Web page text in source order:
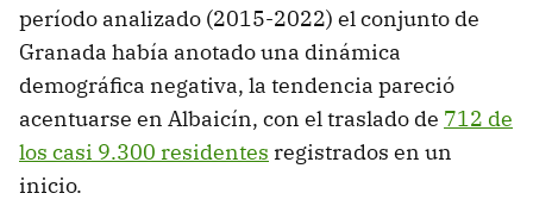
período analizado (2015-2022) el conjunto de
Granada había anotado una dinámica
demográfica negativa, la tendencia pareció
acentuarse en Albaicín, con el traslado de 712 de
los casi 9.300 residentes registrados en un
inicio.